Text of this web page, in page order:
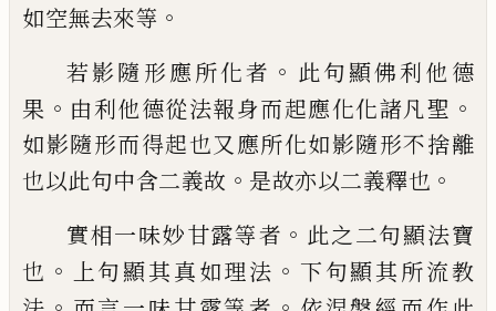
如空無去來等 。
若影隨形應所化者 。 此句顯佛利他德
果 。 由利他德從法報身而起應化化諸凡聖 。
如影隨形而得起也又應所化如影隨形不捨離
也以此句中含二義故 。 是故亦以二義釋也 。
實相一味妙甘露等者 。 此之二句顯法寶
也 。 上句顯其真如理法 。 下句顯其所流教